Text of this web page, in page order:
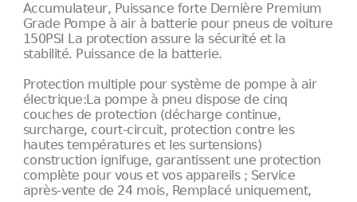
Accumulateur, Puissance forte Dernière Premium
Grade Pompe à air à batterie pour pneus de voiture
150PSI La protection assure la sécurité et la
stabilité. Puissance de la batterie.
Protection multiple pour système de pompe à air
électrique:La pompe à pneu dispose de cinq
couches de protection (décharge continue,
surcharge, court-circuit, protection contre les
hautes températures et les surtensions)
construction ignifuge, garantissent une protection
complète pour vous et vos appareils ; Service
après-vente de 24 mois, Remplacé uniquement,